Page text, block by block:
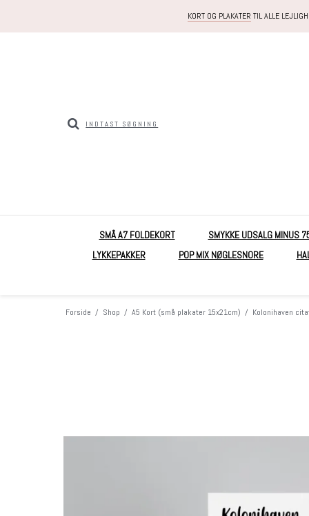
KORT OG PLAKATER TIL ALLE
SMÅ A7 FOLDEKORT
SMYKKE UDSALG MINUS
LYKKEPAKKER
POP MIX NØGLESNORE
Forside / Shop / A5 Kort (små plakater 15x21cm) / Kolonihaven